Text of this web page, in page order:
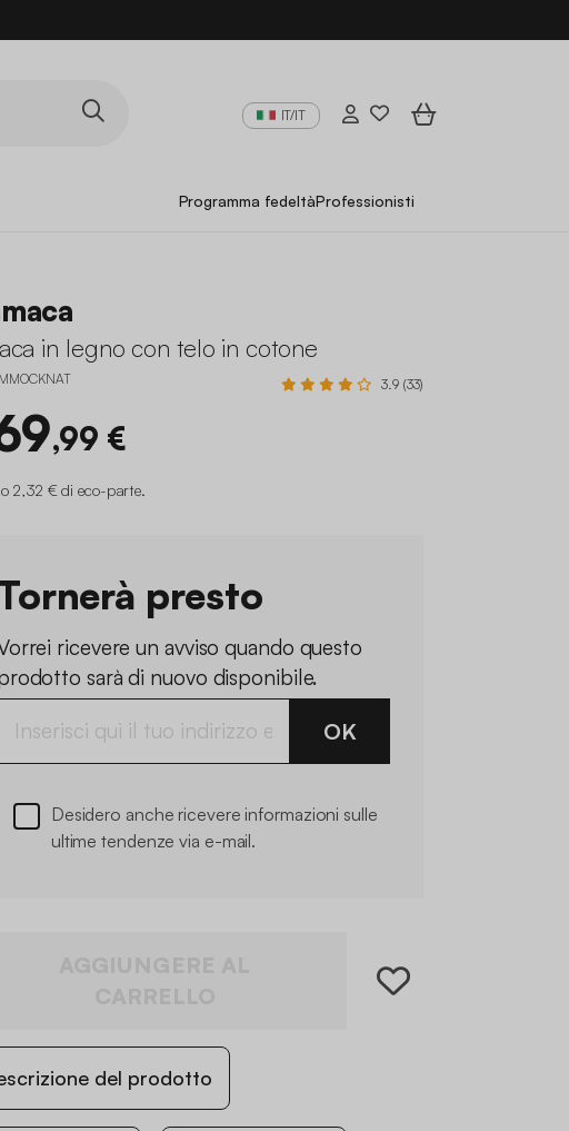
IT/IT
Programma fedeltàProfessionisti
in legno con telo in cotone
3.9 (33)
,99 €
2,32 € di eco-parte.
presto
ricevere un avviso quando questo
sarà di nuovo disponibile.
OK
Desidero anche ricevere informazioni sulle
ultime tendenze via e-mail.
del prodotto